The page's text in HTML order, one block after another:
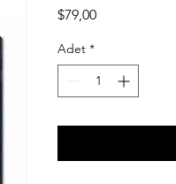
$79,00Fiyat
Adet *